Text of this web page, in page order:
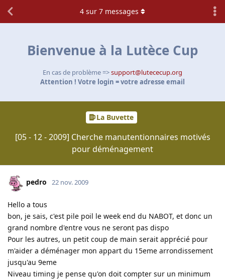
Bienvenue à la Lutèce Cup
En cas de problème =>support@lutececup.org
Attention ! Votre login = votre adresse email
La Buvette
[05 - 12 - 2009] Cherche manutentionnaires motivés
pour déménagement
4 sur 7 messages
pedro 22 nov. 2009
Hello a tous
bon, je sais, c'est pile poil le week end du NABOT, et donc un
grand nombre d'entre vous ne seront pas dispo
Pour les autres, un petit coup de main serait apprécié pour
m'aider a déménager mon appart du 15eme arrondissement
jusqu'au 9eme
Niveau timing je pense qu'on doit compter sur un minimum